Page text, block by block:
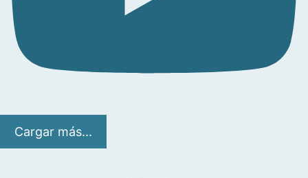
Cargar más...